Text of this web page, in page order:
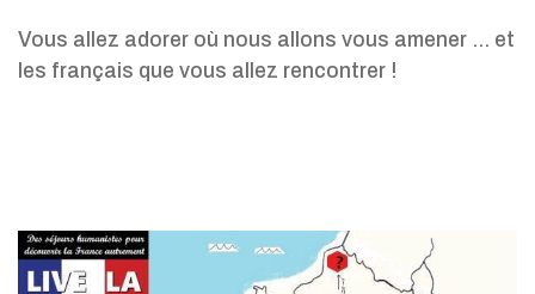
Vous allez adorer où nous allons vous amener ... et
les français que vous allez rencontrer !